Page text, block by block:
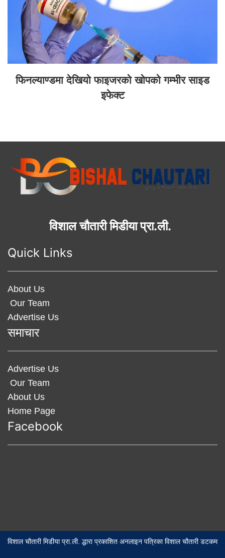
फिनल्याण्डमा देखियो फाइजरको खोपको गम्भीर साइड
इफेक्ट
विशाल चौतारी मिडीया प्रा.ली.
Quick Links
About Us
Our Team
Advertise Us
समाचार
Advertise Us
Our Team
About Us
Home Page
Facebook
विशाल चौतारी मिडीया प्रा.ली. द्धारा प्रकाशित अनलाइन पत्रिका विशाल चौतारी डटकम